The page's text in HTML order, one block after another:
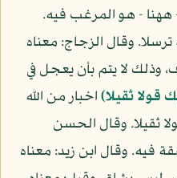
- ههنا - هو المرغب فيه.
وقال الزجاج: معناه
وذلك لا يتم بأن يعجل في
قولا ثقيلا)اخبار من الله
ثقيلا. وقال الحسن
فيه. وقال ابن زيد: معناه